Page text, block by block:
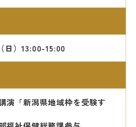
日）13:00-15:00
演 「新潟県地域枠を受験す
ット」